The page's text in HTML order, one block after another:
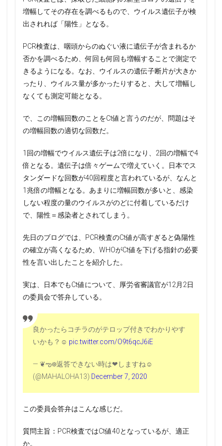
増幅してその存在を調べるもので、ウイルス遺伝子が検
出されれば「陽性」となる。
PCR検査は、咽頭からのぬぐい液に遺伝子が含まれるか
否かを調べるため、何回も何回も増幅することで測定で
きるようになる。なお、ウイルスの遺伝子断片が大きか
ったり、ウイルス量が多かったりすると、大して増幅し
なくても測定可能となる。
で、この増幅回数のことをCt値と言うのだが、問題はそ
の増幅回数の適切な回数だ。
1回の増幅でウイルス遺伝子は2倍になり、2回の増幅で4
倍となる。遺伝子は倍々ゲームで増えていく。日本でス
タンダードな回数が40回程度と言われているが、なんと
1兆倍の増幅となる。あまりに増幅回数が多いと、感染
しない程度の量のウイルスがのどに付着しているだけ
で、陽性＝感染者とされてしまう。
先日のブログでは、PCR検査のCt値が高すぎると偽陽性
の確立が高くなるため、WHOがCt値を下げる指針の必要
性を言い出したことを紹介した。
実は、日本でもCt値について、厚労省審議官が12月2日
の委員会で答弁している。
良かったらコチラのがテロップ付きでわかりやす
いかも？☺ pic.twitter.com/O9t6qcJ6iE
— ❦ఌ᪥返答できない時は❤しますね☺
(@MAHALOHA13) December 7, 2020
この委員会答弁はこんな感じだ。
質問主旨：PCR検査ではCt値40となっているが、適正
か。